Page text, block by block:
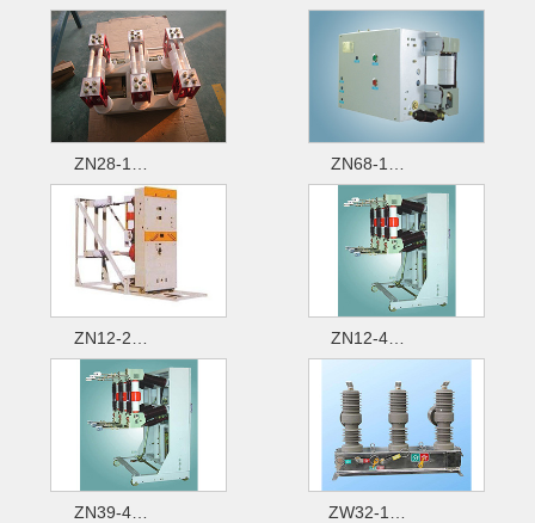
ZN28-1… ZN68-1…
ZN12-2… ZN12-4…
ZN39-4… ZW32-1…